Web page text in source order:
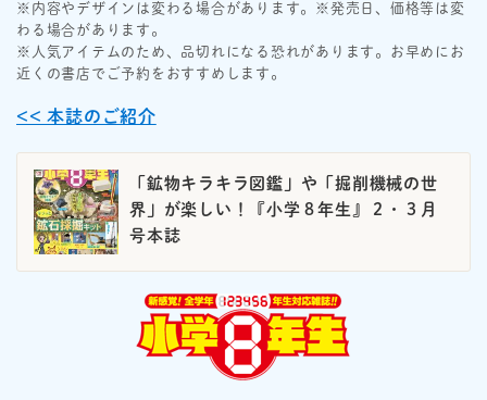
※内容やデザインは変わる場合があります。※発売日、価格等は変
わる場合があります。
※人気アイテムのため、品切れになる恐れがあります。お早めにお
近くの書店でご予約をおすすめします。
<< 本誌のご紹介
「鉱物キラキラ図鑑」や「掘削機械の世
界」が楽しい！『小学８年生』２・３月
号本誌